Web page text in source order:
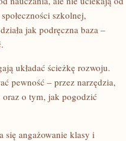
szkolnej,
jak podręczna baza –
układać ścieżkę rozwoju.
pewność – przez narzędzia,
o tym, jak pogodzić
się angażowanie klasy i